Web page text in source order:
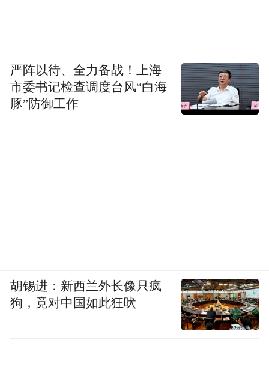
严阵以待、全力备战！上海
市委书记检查调度台风“白海
豚”防御工作
胡锡进：新西兰外长像只疯
狗，竟对中国如此狂吠